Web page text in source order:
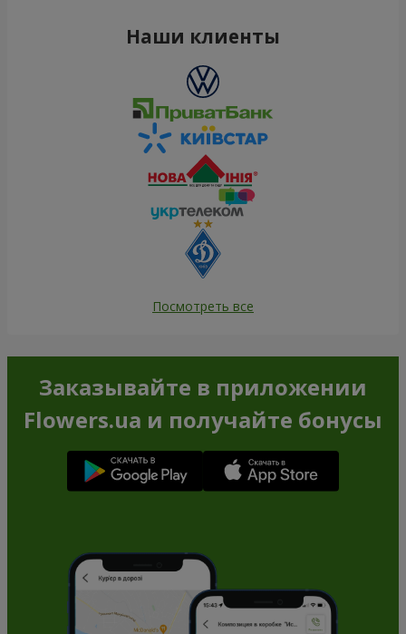
Наши клиенты
Посмотреть все
Заказывайте в приложении
Flowers.ua и получайте бонусы